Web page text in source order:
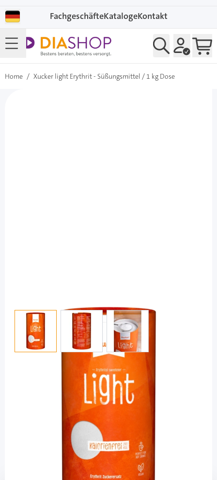
FachgeschäfteKatalogeKontakt
Home / Xucker light Erythrit - Süßungsmittel / 1 kg Dose
View larger imageView larger imageView larger image
Xucker light Erythrit - Süßungsmittel / 1
111648
Lieferzeit 1-3 Werktage
Mehr über das Produkt